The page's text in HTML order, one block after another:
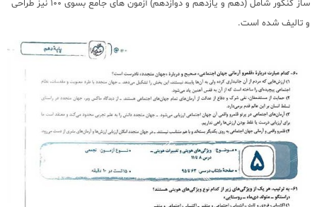
ساز کنکور شامل (دهم و یازدهم و دوازدهم) آزمون های جامع بسوی 100 نیز طراحی
و تالیف شده است.